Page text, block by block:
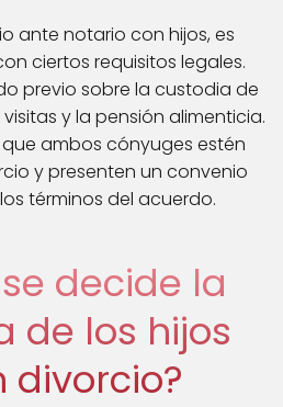
ante notario con hijos, es
ciertos requisitos legales.
previo sobre la custodia de
y la pensión alimenticia.
ambos cónyuges estén
y presenten un convenio
términos del acuerdo.
decide la
de los hijos
divorcio?